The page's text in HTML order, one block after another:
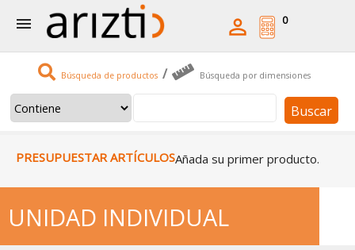
 
Búsqueda de productos / Búsqueda por dimensiones
Buscar
0
PRESUPUESTAR ARTÍCULOSAñada su primer producto.
UNIDAD INDIVIDUAL